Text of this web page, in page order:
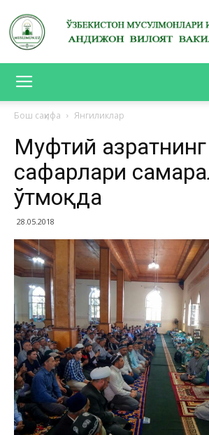
ВИЛОЯТ
Бош саҳифа Янгиликлар
Муфтий ҳазратнинг
сафарлари
ўтмоқда
28.05.2018